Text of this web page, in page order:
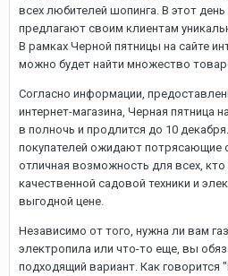
всех любителей шопинга. В этот
предлагают своим клиентам
В рамках Черной пятницы на сайте
можно будет найти множество
Согласно информации,
интернет-магазина, Черная пятница
в полночь и продлится до 10
покупателей ожидают потрясающие
отличная возможность для всех,
качественной садовой техники и
выгодной цене.
Независимо от того, нужна ли вам
электропила или что-то еще, вы
подходящий вариант. Как говорится